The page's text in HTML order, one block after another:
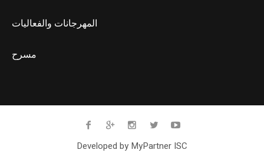
المهرجانات والفعاليات
مسرح
Developed by MyPartner ISC